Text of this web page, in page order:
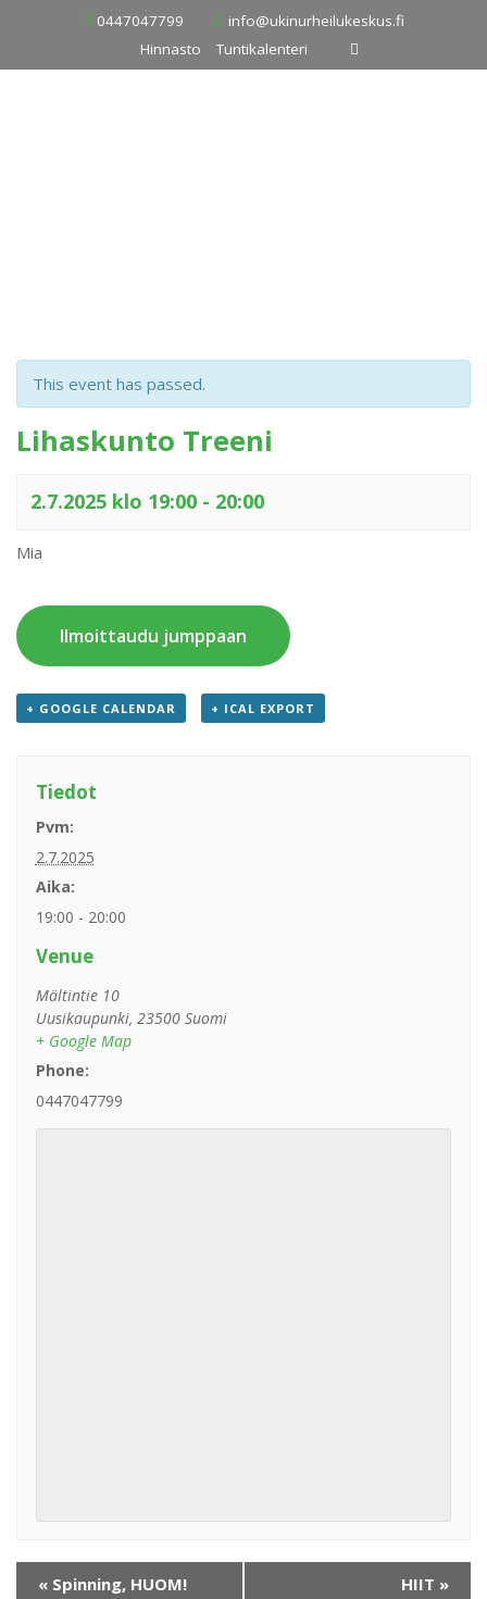
content
0447047799
info@ukinurheilukeskus.fi
Hinnasto
Tuntikalenteri
This event has passed.
Lihaskunto Treeni
2.7.2025 klo 19:00 - 20:00
Mia
Ilmoittaudu jumppaan
+ GOOGLE CALENDAR + ICAL EXPORT
Tiedot
Pvm:
2.7.2025
Aika:
19:00 - 20:00
Venue
Mältintie 10
Uusikaupunki, 23500 Suomi
+ Google Map
Phone:
0447047799
« Spinning, HUOM!
HIIT »